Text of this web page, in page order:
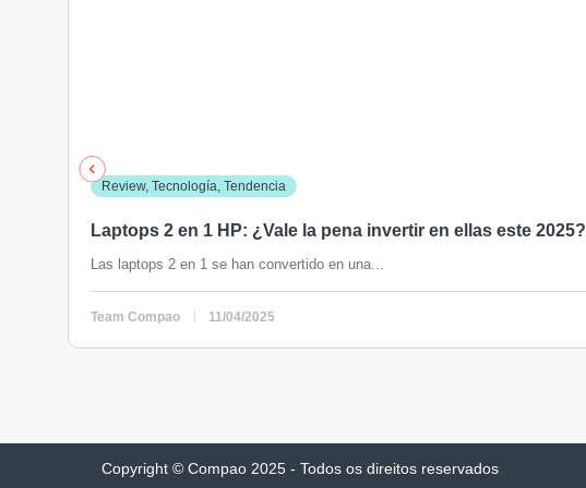
Review, Tecnología Tendencia
Laptops 2 en 1 HP: ¿Vale la pena invertir en ellas este 2025?
Las laptops 2 en 1 se han convertido en una...
Team Compao 11/04/2025
Copyright © Compao 2025 - Todos os direitos reservados